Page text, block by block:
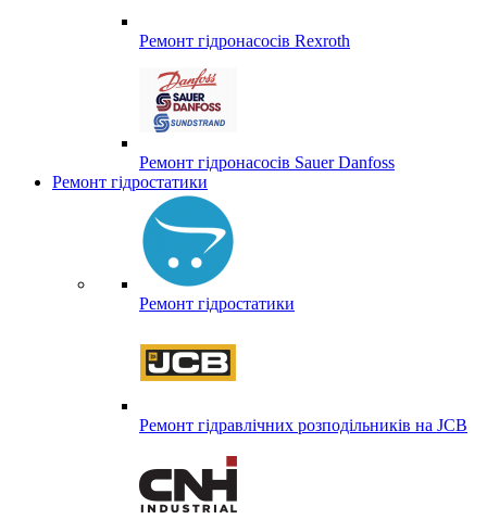
Ремонт гідронасосів Rexroth
Ремонт гідронасосів Sauer Danfoss
Ремонт гідростатики
Ремонт гідростатики
Ремонт гідравлічних розподільників на JCB